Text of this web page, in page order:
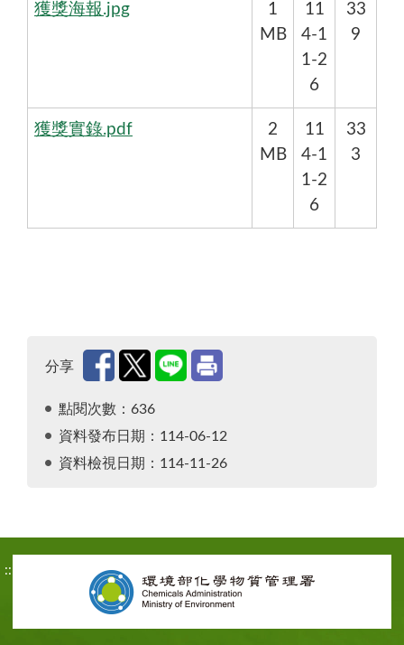
4. 圖像含學生團隊合影、實驗教學場域、參展
本頁適合綠色材料教學、低毒電池回收、教學推
獲獎海報.jpg
1
MB
11
4-1
1-2
6
33
9
獲獎實錄.pdf
2
MB
11
4-1
1-2
6
33
3
分享
點閱次數：636
資料發布日期：114-06-12
資料檢視日期：114-11-26
:::